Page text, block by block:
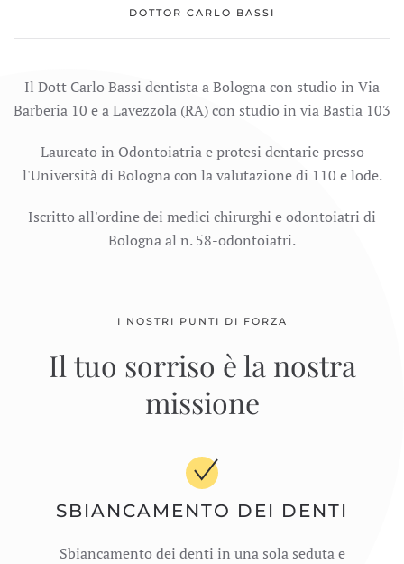
DOTTOR CARLO BASSI
Il Dott Carlo Bassi dentista a Bologna con studio in Via
Barberia 10 e a Lavezzola (RA) con studio in via Bastia 103
Laureato in Odontoiatria e protesi dentarie presso
l'Università di Bologna con la valutazione di 110 e lode.
Iscritto all'ordine dei medici chirurghi e odontoiatri di
Bologna al n. 58-odontoiatri.
I NOSTRI PUNTI DI FORZA
Il tuo sorriso è la nostra
missione
SBIANCAMENTO DEI DENTI
Sbiancamento dei denti in una sola seduta e